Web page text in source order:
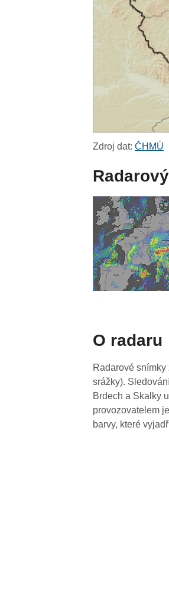
Zdroj dat:ČHMÚ
O radaru
Radarové
srážky).
Brdech a Skalky
provozovatelem
barvy, které